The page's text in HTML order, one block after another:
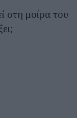
στη μοίρα του